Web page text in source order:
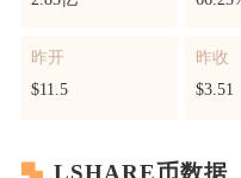
昨开
$11.5
昨收
$3.51
LSHARE币数据